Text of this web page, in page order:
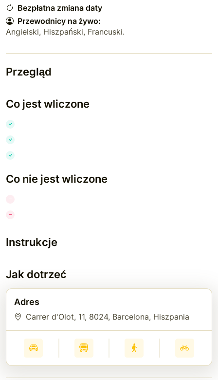
Bezpłatna zmiana daty
Przewodnicy na żywo:
Angielski, Hiszpański, Francuski.
Przegląd
Co jest wliczone
Co nie jest wliczone
Instrukcje
Jak dotrzeć
Adres
Carrer d'Olot, 11, 8024, Barcelona, Hiszpania